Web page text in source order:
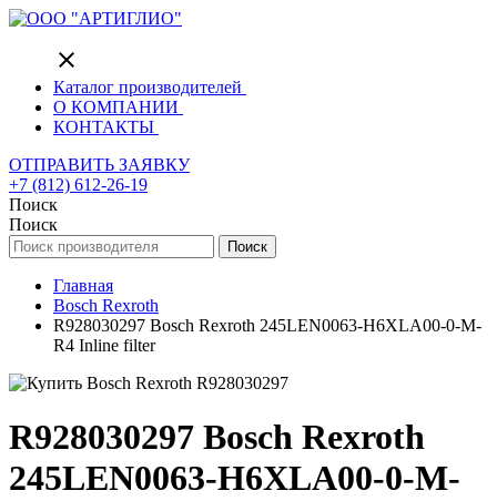
close
Каталог производителей
О КОМПАНИИ
КОНТАКТЫ
ОТПРАВИТЬ ЗАЯВКУ
+7 (812) 612-26-19
Поиск
Поиск
Поиск
Главная
Bosch Rexroth
R928030297 Bosch Rexroth 245LEN0063-H6XLA00-0-M-
R4 Inline filter
R928030297 Bosch Rexroth
245LEN0063-H6XLA00-0-M-